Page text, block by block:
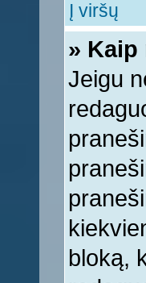
Į viršų
»
Jeigu
bloką,